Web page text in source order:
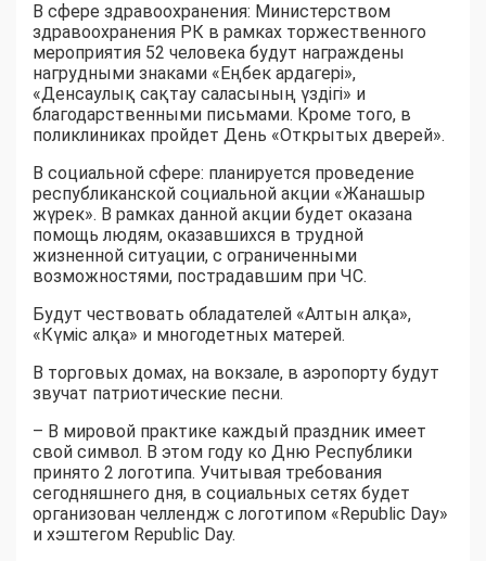
В сфере здравоохранения: Министерством
здравоохранения РК в рамках торжественного
мероприятия 52 человека будут награждены
нагрудными знаками «Еңбек ардагері»,
«Денсаулық сақтау саласының үздігі» и
благодарственными письмами. Кроме того, в
поликлиниках пройдет День «Открытых дверей».
В социальной сфере: планируется проведение
республиканской социальной акции «Жанашыр
жүрек». В рамках данной акции будет оказана
помощь людям, оказавшихся в трудной
жизненной ситуации, с ограниченными
возможностями, пострадавшим при ЧС.
Будут чествовать обладателей «Алтын алқа»,
«Күміс алқа» и многодетных матерей.
В торговых домах, на вокзале, в аэропорту будут
звучат патриотические песни.
– В мировой практике каждый праздник имеет
свой символ. В этом году ко Дню Республики
принято 2 логотипа. Учитывая требования
сегодняшнего дня, в социальных сетях будет
организован челлендж с логотипом «Republic Day»
и хэштегом Republic Day.